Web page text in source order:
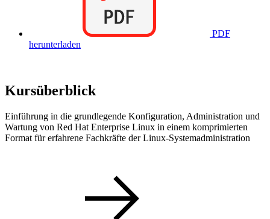
PDF
herunterladen
Kursüberblick
Einführung in die grundlegende Konfiguration, Administration und
Wartung von Red Hat Enterprise Linux in einem komprimierten
Format für erfahrene Fachkräfte der Linux-Systemadministration